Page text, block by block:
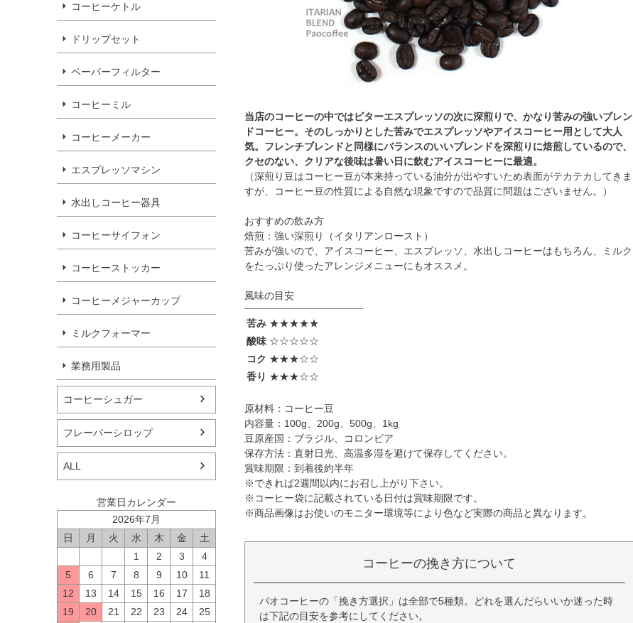
コーヒーケトル
ドリップセット
ペーパーフィルター
コーヒーミル
コーヒーメーカー
エスプレッソマシン
水出しコーヒー器具
コーヒーサイフォン
コーヒーストッカー
コーヒーメジャーカップ
ミルクフォーマー
業務用製品
コーヒーシュガー
フレーバーシロップ
ALL
営業日カレンダー
2026年7月
日
月 火 水 木 金
土
1
2 3
4
5
6 7 8 9 10
11
12
13 14 15 16 17
18
19
20 21 22 23 24
25
当店のコーヒーの中ではビターエスプレッソの次に深煎りで、かなり苦みの強いブレン
ドコーヒー。そのしっかりとした苦みでエスプレッソやアイスコーヒー用として大人
気。フレンチブレンドと同様にバランスのいいブレンドを深煎りに焙煎しているので、
クセのない、クリアな後味は暑い日に飲むアイスコーヒーに最適。
（深煎り豆はコーヒー豆が本来持っている油分が出やすいため表面がテカテカしてきま
すが、コーヒー豆の性質による自然な現象ですので品質に問題はございません。）
おすすめの飲み方
焙煎：強い深煎り（イタリアンロースト）
苦みが強いので、アイスコーヒー、エスプレッソ、水出しコーヒーはもちろん、ミルク
をたっぷり使ったアレンジメニューにもオススメ。
風味の目安
苦み ★★★★★
酸味 ☆☆☆☆☆
コク ★★★☆☆
香り ★★★☆☆
原材料：コーヒー豆
内容量：100g、200g、500g、1kg
豆原産国：ブラジル、コロンビア
保存方法：直射日光、高温多湿を避けて保存してください。
賞味期限：到着後約半年
※できれば2週間以内にお召し上がり下さい。
※コーヒー袋に記載されている日付は賞味期限です。
※商品画像はお使いのモニター環境等により色など実際の商品と異なります。
コーヒーの挽き方について
パオコーヒーの「挽き方選択」は全部で5種類。どれを選んだらいいか迷った時
は下記の目安を参考にしてください。